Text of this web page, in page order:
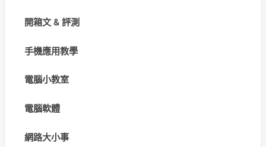
開箱文 & 評測
手機應用教學
電腦小教室
電腦軟體
網路大小事